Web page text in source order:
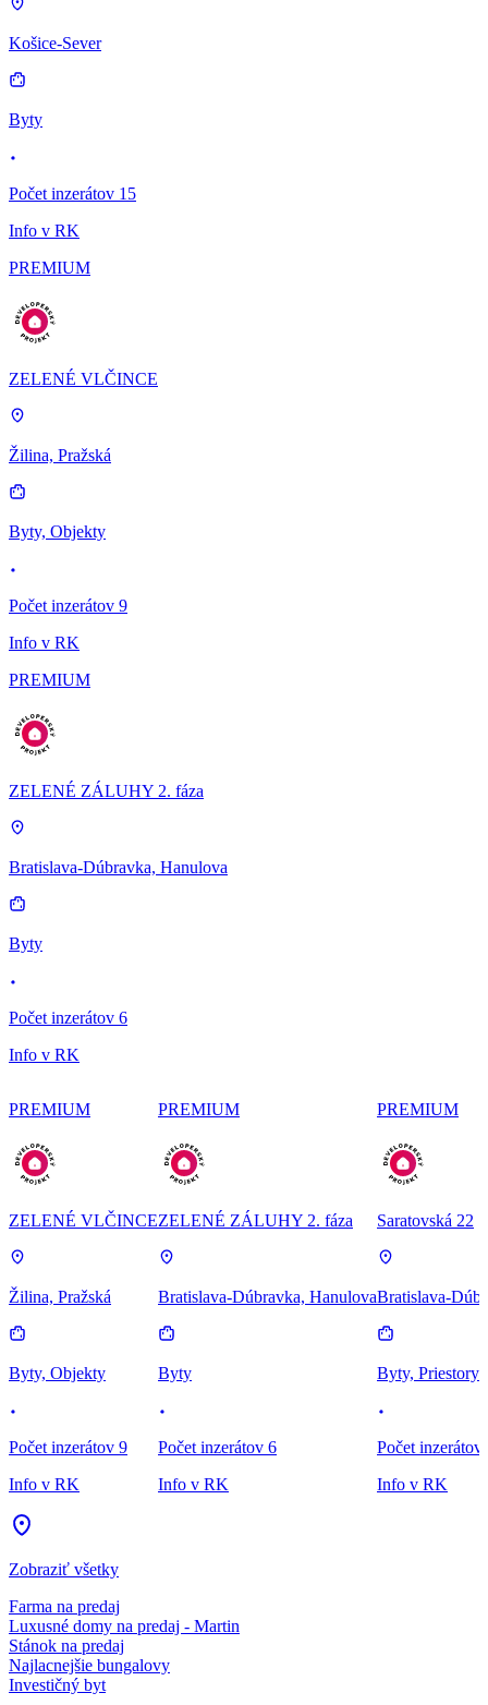
Košice-Sever
Byty
Počet inzerátov 15
Info v RK
PREMIUM
ZELENÉ VLČINCE
Žilina, Pražská
Byty, Objekty
Počet inzerátov 9
Info v RK
PREMIUM
ZELENÉ ZÁLUHY 2. fáza
Bratislava-Dúbravka, Hanulova
Byty
Počet inzerátov 6
Info v RK
PREMIUM
ZELENÉ VLČINCE
Žilina, Pražská
Byty, Objekty
Počet inzerátov 9
Info v RK
PREMIUM
ZELENÉ ZÁLUHY 2. fáza
Bratislava-Dúbravka, Hanulova
Byty
Počet inzerátov 6
Info v RK
PREMIUM
Saratovská 22
Bratislava-
Byty, Priestory
Počet inzerátov
Info v RK
Zobraziť všetky
Farma na predaj
Luxusné domy na predaj - Martin
Stánok na predaj
Najlacnejšie bungalovy
Investičný byt